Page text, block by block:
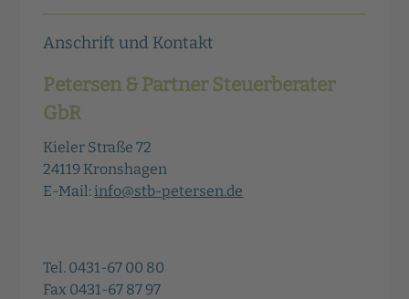
Anschrift und Kontakt
Petersen & Partner Steuerberater
GbR
Kieler Straße 72
24119 Kronshagen
E-Mail: info@stb-petersen.de
Tel. 0431-67 00 80
Fax 0431-67 87 97